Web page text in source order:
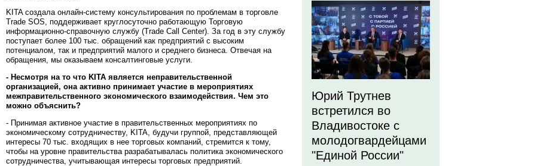
KITA создала онлайн-систему консультирования по проблемам в торговле
Trade SOS, поддерживает круглосуточно работающую Торговую
информационно-справочную службу (Trade Call Center). За год в эту службу
поступает более 100 тыс. обращений как предприятий с высоким
потенциалом, так и предприятий малого и среднего бизнеса. Отвечая на
обращения, мы оказываем консалтинговые услуги.
- Несмотря на то что KITA является неправительственной
организацией, она активно принимает участие в мероприятиях
межправительственного экономического взаимодействия. Чем это
можно объяснить?
- Принимая активное участие в правительственных мероприятиях по
экономическому сотрудничеству, KITA, будучи группой, представляющей
интересы 70 тыс. входящих в нее торговых компаний, стремится к тому,
чтобы на уровне правительства разрабатывалась политика экономического
сотрудничества, учитывающая интересы торговых предприятий.
Юрий Трутнев
встретился во
Владивостоке с
молодогвардейцами
"Единой России"